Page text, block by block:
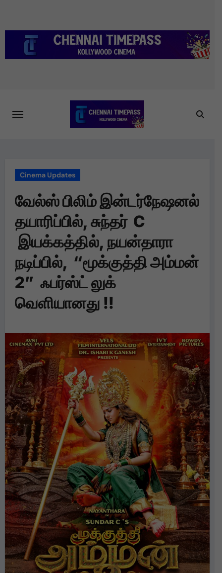
content
Cinema Updates
வேல்ஸ் பிலிம் இன்டர்நேஷனல்
தயாரிப்பில், சுந்தர் C
இயக்கத்தில், நயன்தாரா
நடிப்பில், “மூக்குத்தி அம்மன்
2” ஃபர்ஸ்ட் லுக்
வெளியானது !!